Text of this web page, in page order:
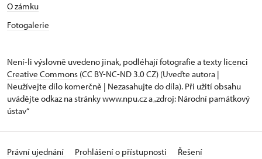
O zámku
Fotogalerie
Není-li výslovně uvedeno jinak, podléhají fotografie a texty licenci
Creative Commons (CC BY-NC-ND 3.0 CZ) (Uveďte autora |
Neužívejte dílo komerčně | Nezasahujte do díla). Při užití obsahu
uvádějte odkaz na stránky www.npu.cz a „zdroj: Národní památkový
ústav“
Právní ujednání Prohlášení o přístupnosti
Řešení